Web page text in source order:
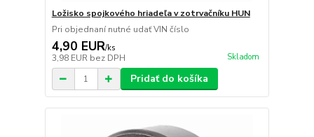
Ložisko spojkového hriadeľa v zotrvačníku HUN
Pri objednaní nutné udať VIN číslo
4,90 EUR/ks
3,98 EUR bez DPH Skladom
Pridať do košíka